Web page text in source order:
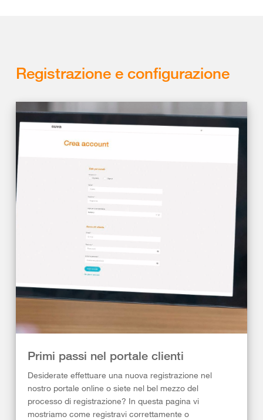
Registrazione e configurazione
Primi passi nel portale clienti
Desiderate effettuare una nuova registrazione nel
nostro portale online o siete nel bel mezzo del
processo di registrazione? In questa pagina vi
mostriamo come registravi correttamente o